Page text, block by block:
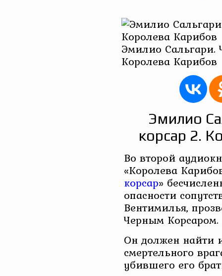
Эмилио Сальгари.
Королева Карибов
Эмилио
корсар 2.
Во второй
«Королева
корсар»
опасности
Вентимилья,
Черным Корсаром.
Он должен найти
смертельного
убившего его